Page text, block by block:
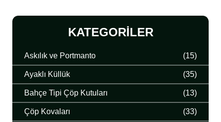
KATEGORILER
Askılık ve Portmanto (15)
Ayaklı Küllük (35)
Bahçe Tipi Çöp Kutuları (13)
Çöp Kovaları (33)